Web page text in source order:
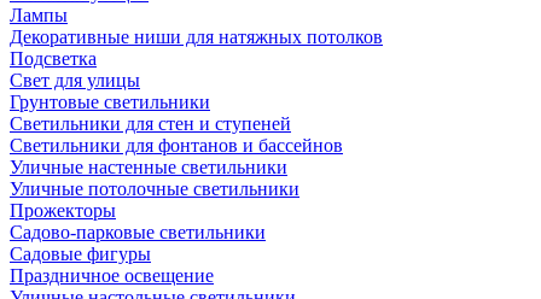
Лампы
Декоративные ниши для натяжных потолков
Подсветка
Свет для улицы
Грунтовые светильники
Светильники для стен и ступеней
Светильники для фонтанов и бассейнов
Уличные настенные светильники
Уличные потолочные светильники
Прожекторы
Садово-парковые светильники
Садовые фигуры
Праздничное освещение